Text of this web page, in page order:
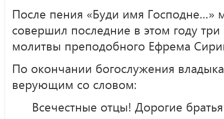
После пения «Буди имя Господне…»
совершил последние в этом году
молитвы преподобного Ефрема
По окончании богослужения
верующим со словом:
Всечестные отцы! Дорогие